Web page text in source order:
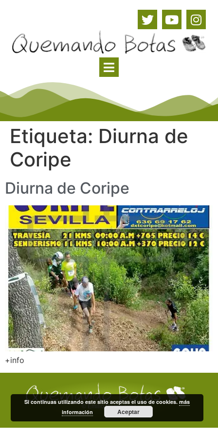
Etiqueta: Diurna de
Coripe
Diurna de Coripe
+info
© Emilio Domínguez
Si continuas utilizando este sitio aceptas el uso de cookies.más
información
Aceptar